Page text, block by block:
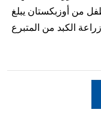
من أوزبكستان يبلغ
الكبد من المتبرع